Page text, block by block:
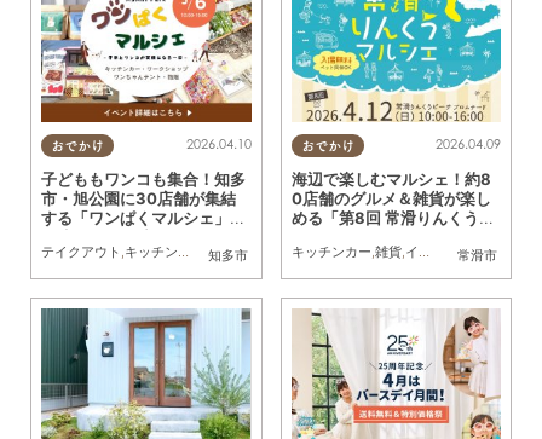
おでかけ
知多市
2026.04.10
子どももワンコも集合！知多
市・旭公園に30店舗が集結
する「ワンぱくマルシェ」5/
まる広告
テイクアウト ,キッチンカー 雑貨,イベント ,ドライブ,ちたまる広告 家族,ペット
おでかけ
常滑市
2026.04.09
海辺で楽しむマルシェ！約8
0店舗のグルメ＆雑貨が楽し
める「第8回 常滑りんくうマ
キッチンカー,雑貨,イベント ,親子,家族